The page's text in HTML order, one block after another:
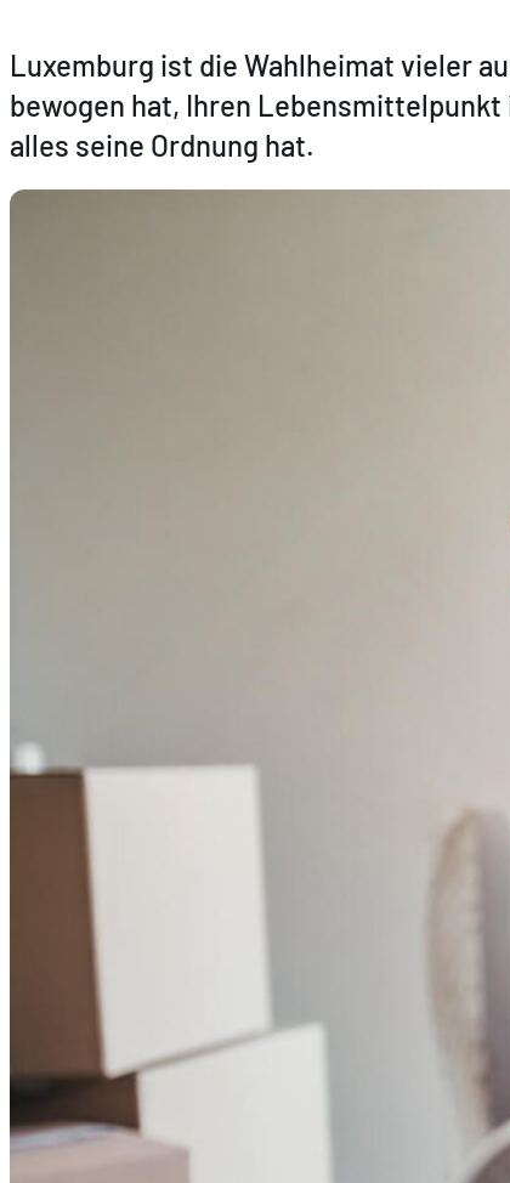
Luxemburg ist die Wahlheimat vieler
bewogen hat, Ihren
alles seine Ordnung hat.